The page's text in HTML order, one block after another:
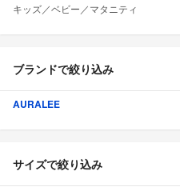
キッズ／ベビー／マタニティ
ブランドで絞り込み
AURALEE
サイズで絞り込み